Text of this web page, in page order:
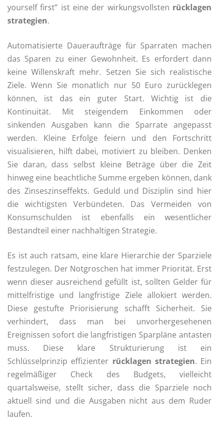
yourself first” ist eine der wirkungsvollsten rücklagen
strategien.
Automatisierte Daueraufträge für Sparraten machen
das Sparen zu einer Gewohnheit. Es erfordert dann
keine Willenskraft mehr. Setzen Sie sich realistische
Ziele. Wenn Sie monatlich nur 50 Euro zurücklegen
können, ist das ein guter Start. Wichtig ist die
Kontinuität. Mit steigendem Einkommen oder
sinkenden Ausgaben kann die Sparrate angepasst
werden. Kleine Erfolge feiern und den Fortschritt
visualisieren, hilft dabei, motiviert zu bleiben. Denken
Sie daran, dass selbst kleine Beträge über die Zeit
hinweg eine beachtliche Summe ergeben können, dank
des Zinseszinseffekts. Geduld und Disziplin sind hier
die wichtigsten Verbündeten. Das Vermeiden von
Konsumschulden ist ebenfalls ein wesentlicher
Bestandteil einer nachhaltigen Strategie.
Es ist auch ratsam, eine klare Hierarchie der Sparziele
festzulegen. Der Notgroschen hat immer Priorität. Erst
wenn dieser ausreichend gefüllt ist, sollten Gelder für
mittelfristige und langfristige Ziele allokiert werden.
Diese gestufte Priorisierung schafft Sicherheit. Sie
verhindert, dass man bei unvorhergesehenen
Ereignissen sofort die langfristigen Sparpläne antasten
muss. Diese klare Strukturierung ist ein
Schlüsselprinzip effizienter rücklagen strategien. Ein
regelmäßiger Check des Budgets, vielleicht
quartalsweise, stellt sicher, dass die Sparziele noch
aktuell sind und die Ausgaben nicht aus dem Ruder
laufen.